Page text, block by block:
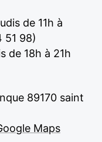
de 11h à
51 98)
de 18h à 21h
89170 saint
Maps